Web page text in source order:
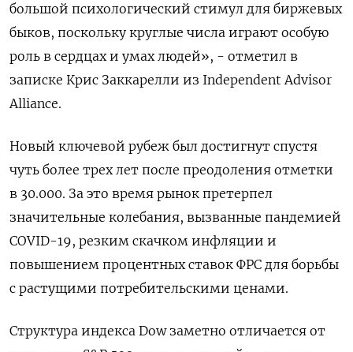
большой психологический стимул для биржевых
быков, поскольку круглые числа играют особую
роль в сердцах и умах людей», - отметил в
записке Крис Заккарелли из Independent Advisor
Alliance.
Новый ключевой рубеж был достигнут спустя
чуть более трех лет после преодоления отметки
в 30.000. За это время рынок претерпел
значительные колебания, вызванные пандемией
COVID-19, резким скачком инфляции и
повышением процентных ставок ФРС для борьбы
с растущими потребительскими ценами.
Структура индекса Dow заметно отличается от